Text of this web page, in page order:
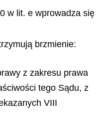
w lit. e wprowadza się
brzmienie:
z zakresu prawa
tego Sądu, z
VIII